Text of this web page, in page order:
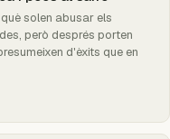
solen abusar els
però després porten
d'èxits que en